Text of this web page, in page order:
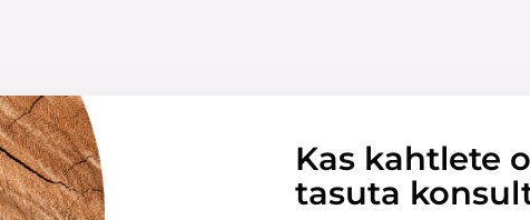
Kas kahtlete
tasuta